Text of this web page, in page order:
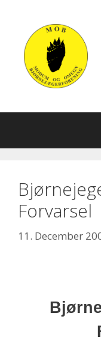
content
Forvarsel
11. December